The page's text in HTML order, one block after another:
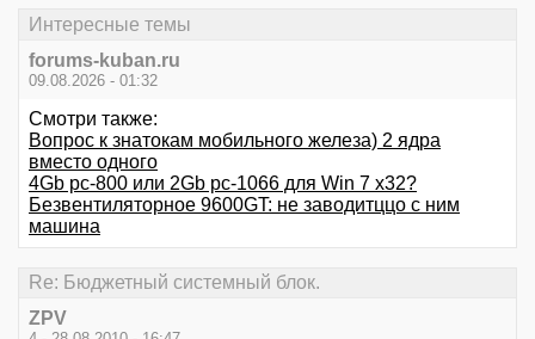
Интересные темы
forums-kuban.ru
09.08.2026 - 01:32
Смотри также:
Вопрос к знатокам мобильного железа) 2 ядра
вместо одного
4Gb pc-800 или 2Gb pc-1066 для Win 7 х32?
Безвентиляторное 9600GT: не заводитццо с ним
машина
Re: Бюджетный системный блок.
ZPV